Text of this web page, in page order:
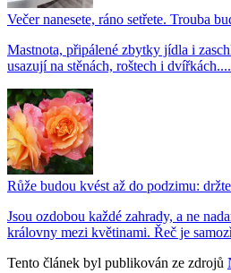
Večer nanesete, ráno setřete. Trouba
Mastnota, připálené zbytky jídla i
usazují na stěnách, roštech i dvířkách....
Růže budou kvést až do podzimu:
Jsou ozdobou každé zahrady, a ne
královny mezi květinami. Řeč je
Tento článek byl publikován ze zdrojů